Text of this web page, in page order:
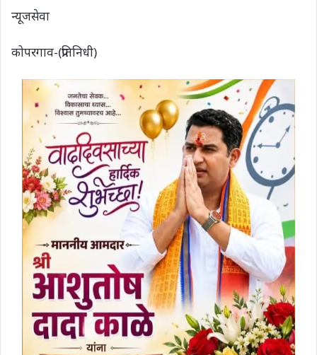
न्यूजसेवा
कोपरगाव-(प्रतिनिधी)